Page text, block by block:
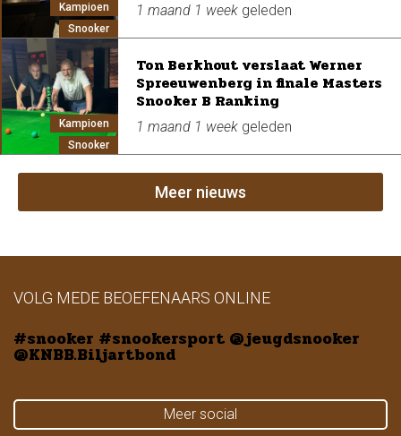
Kampioen
Snooker
1 maand 1 week geleden
Kampioen
Snooker
Ton Berkhout verslaat Werner
Spreeuwenberg in finale Masters
Snooker B Ranking
1 maand 1 week geleden
Meer nieuws
VOLG MEDE BEOEFENAARS ONLINE
#snooker #snookersport @jeugdsnooker
@KNBB.Biljartbond
Meer social